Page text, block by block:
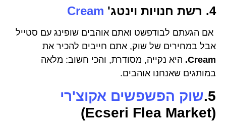
4. רשת חנויות וינטג' Cream
אם הגעתם לבודפשט ואתם אוהבים שופינג עם סטייל
אבל במחירים של שוק, אתם חייבים להכיר את
Cream. היא נקייה, מסודרת, והכי חשוב: מלאה
במותגים שאנחנו אוהבים.
5. שוק הפשפשים אקוצ'רי
(Ecseri Flea Market)